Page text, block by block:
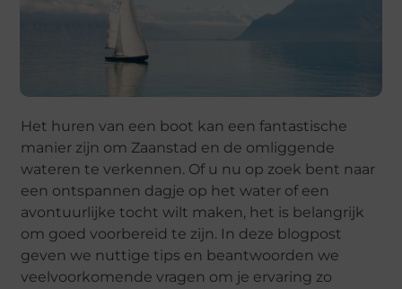
Het huren van een boot kan een fantastische
manier zijn om Zaanstad en de omliggende
wateren te verkennen. Of u nu op zoek bent naar
een ontspannen dagje op het water of een
avontuurlijke tocht wilt maken, het is belangrijk
om goed voorbereid te zijn. In deze blogpost
geven we nuttige tips en beantwoorden we
veelvoorkomende vragen om je ervaring zo